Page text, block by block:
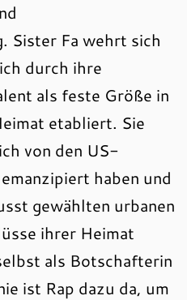
Sister Fa wehrt sich
durch ihre
als feste Größe in
etabliert. Sie
von den US-
haben und
gewählten urbanen
ihrer Heimat
als Botschafterin
ist Rap dazu da, um